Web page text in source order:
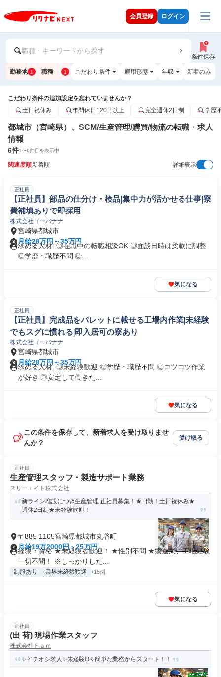
会員登録 ログイン
職種・キーワードから探す
条件保存
勤務地 1 職種 1 こだわり条件 雇用形態 年収 新着のみ
こだわり条件の追加設定を忘れていませんか？
土日祝休み
年間休日120日以上 完全週休2日制 学歴
都城市（宮崎県）、SCM/生産管理/購買/物流の転職・求人
情報
6件1〜6件目を表示中
関連度順新着順 詳細表示
正社員
【正社員】部品の仕分け・検品|集中力が活かせる仕事|寮
費補填ありで即採用
株式会社ゴーバナナ
宮崎県都城市
月給28万円～35万円
求める人材: ◎在職中の転職相談OK ◎面談日時は柔軟に調整
◎学歴・職歴不問 ◎...
気になる
正社員
【正社員】完成品をパレットに載せる工場内作業|未経験
でもスグに慣れる|即入居可の寮あり
株式会社ゴーバナナ
宮崎県都城市
月給28万円～35万円
求める人材: ◎未経験歓迎 ◎学歴・職歴不問 ◎コツコツ作業
が好き ◎安定して働きた...
気になる
この条件を保存して、新着求人を受け取りませ
んか？
受け取る
正社員
生産管理スタッフ・製造サポート業務
スリーエイト株式会社
新ライン増設につき生産管理 正社員募集！★日勤！土日祝休み★
週休2日制★未経験歓迎！
〒885-1105宮崎県都城市丸谷町
月給19万2000円～25万円
経験・資格 ★未経験者歓迎！ ★性別不問 ★製造業、工場経験
一切不問！ ※しっかりした...
制服あり 業界未経験歓迎 +15個
気になる
正社員
(出 荷) 現場作業スタッフ
株式会社Ｆａｍ
✨イチオシ求人✨未経験OK 簡単な業務からスタート！！